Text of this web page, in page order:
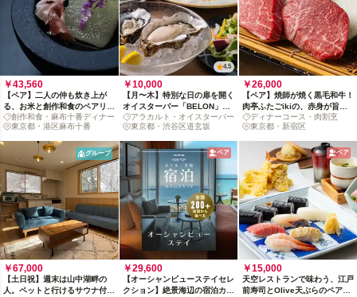
￥43,560
【ペア】二人の仲も炊き上が
る、お米と創作和食のペアリン
グコース
創作和食・麻布十番ディナー
東京都・港区麻布十番
4.5
￥10,000
【月〜木】特別な日の扉を開く
オイスターバー「BELON」か
ら、アラカルト体験への招待状
アラカルト・オイスターバー
東京都・渋谷区道玄坂
￥26,000
【ペア】焼師が焼く黒毛和牛！
肉亭ふたごikiの、赤身が旨い
「息コース」
ディナーコース・肉割烹
東京都・新宿区
グループ
￥67,000
【土日祝】週末は山中湖畔の
人。ペットと行けるサウナ付貸
ペア
￥29,600
【オーシャンビューステイセレ
クション】絶景海辺の宿泊カタ
ペア
￥15,000
天空レストランで味わう、江戸
前寿司とOlive天ぷらのペアラ